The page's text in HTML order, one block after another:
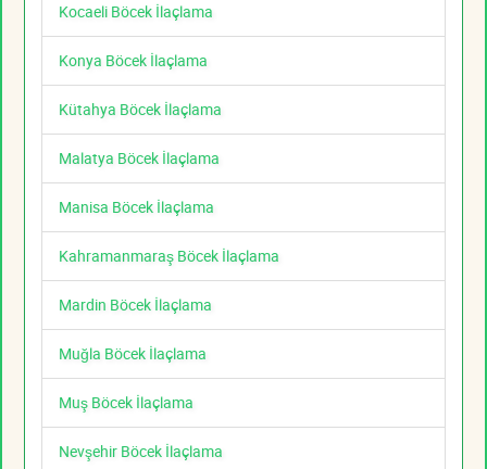
Kocaeli Böcek İlaçlama
Konya Böcek İlaçlama
Kütahya Böcek İlaçlama
Malatya Böcek İlaçlama
Manisa Böcek İlaçlama
Kahramanmaraş Böcek İlaçlama
Mardin Böcek İlaçlama
Muğla Böcek İlaçlama
Muş Böcek İlaçlama
Nevşehir Böcek İlaçlama